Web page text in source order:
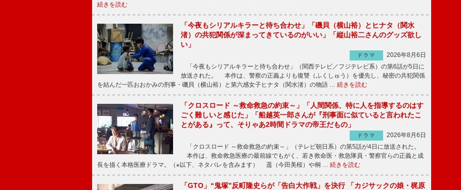
続きを読む
「今夜もシリアルキラーと待ち合わせ」「磯貝（横山裕）とヒナタ（関水
渚）の共犯関係が深まってきているのがいい」「縦山裕二さんのグッズ欲し
い」
ドラマ
2026年8月6日
「今夜もシリアルキラーと待ち合わせ」（関西テレビ／フジテレビ系）の第6話が5日に
放送された。 本作は、警察の正義よりも復讐（ふくしゅう）を優先し、秘密の共犯関係
を結んだ一匹おおかみの刑事・磯貝（横山裕）と第六感女子ヒナタ（関水渚）の物語 … 続きを読む
「クロスロード ～救命救急の約束～」「人間関係、特に人を指導するのはす
ごく難しいと感じた」「船越英一郎さんが『刑事面に似ていると言われたこ
とがある』って、そりゃあ2時間ドラマの帝王だもの」
ドラマ
2026年8月6日
「クロスロード ～救命救急の約束～」（テレビ朝日系）の第5話が4日に放送された。
本作は、救命救急医療の最前線でもがく、若き救命医・救急隊員・警察官らの正義と成
長を描く本格医療ドラマ。（※以下、ネタバレを含みます） 遥（今田美桜）や桐 … 続きを読む
「GTO」“鬼塚”反町隆史らが「告白大作戦」を決行 「カジサックの娘・梶原